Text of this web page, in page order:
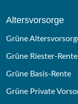
Altersvorsorge
Grüne
Grüne Riester-Rente
Grüne Basis-Rente
Grüne Private